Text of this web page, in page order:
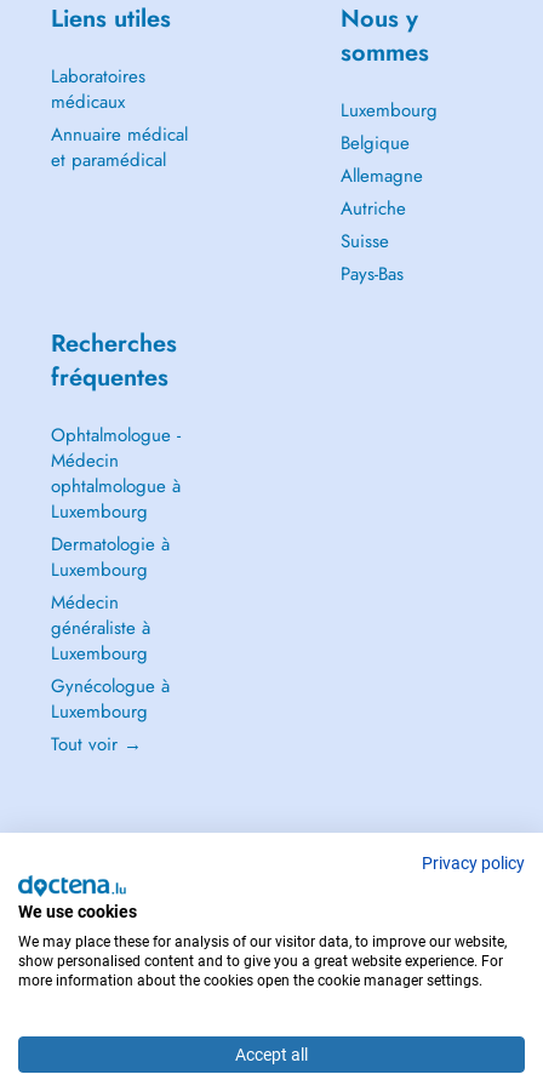
Liens utiles
Laboratoires
médicaux
Annuaire médical
et paramédical
Nous y
sommes
Luxembourg
Belgique
Allemagne
Autriche
Suisse
Pays-Bas
Recherches
fréquentes
Ophtalmologue -
Médecin
ophtalmologue à
Luxembourg
Dermatologie à
Luxembourg
Médecin
généraliste à
Luxembourg
Gynécologue à
Luxembourg
Tout voir →
Copyright © 2026 - DOCTENA S.A. 42, Rue de la Vallée, L-2661 Luxembourg
Privacy policy
We use cookies
We may place these for analysis of our visitor data, to improve our website,
show personalised content and to give you a great website experience. For
more information about the cookies open the cookie manager settings.
Accept all